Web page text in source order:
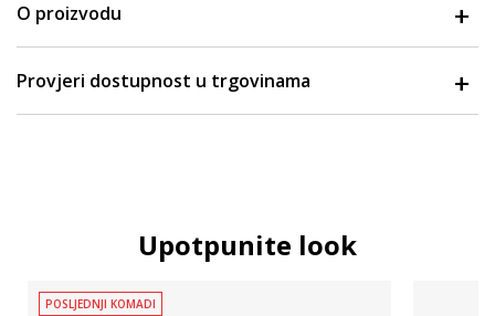
O proizvodu
Provjeri dostupnost u trgovinama
Upotpunite look
POSLJEDNJI KOMADI